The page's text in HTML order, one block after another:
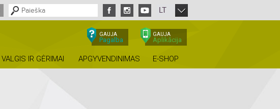
LT
GAUJA
Pagalba
GAUJA
Aplikācija
VALGIS IR GĖRIMAI APGYVENDINIMAS E-SHOP